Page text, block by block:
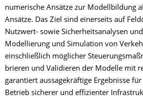
nume­rische Ansätze zur Modell­bildung
Ansätze. Das Ziel sind einer­seits auf
Nutzwert- sowie Sicher­heits­ana­lysen
Modellierung und Simulation von
einschließlich möglicher
brieren und Vali­dieren der Modelle mit
garantiert aussage­kräftige Ergeb­nisse
Betrieb sicherer und effi­zien­ter